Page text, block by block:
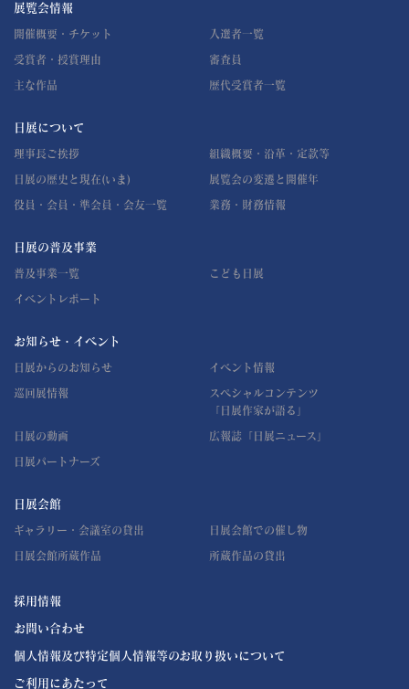
展覧会情報
開催概要・チケット 入選者一覧
受賞者・授賞理由 審査員
主な作品 歴代受賞者一覧
日展について
理事長ご挨拶 組織概要・沿革・定款等
日展の歴史と現在(いま) 展覧会の変遷と開催年
役員・会員・準会員・会友一覧 業務・財務情報
日展の普及事業
普及事業一覧 こども日展
イベントレポート
お知らせ・イベント
日展からのお知らせ イベント情報
巡回展情報
スペシャルコンテンツ
「日展作家が語る」
日展の動画 広報誌「日展ニュース」
日展パートナーズ
日展会館
ギャラリー・会議室の貸出 日展会館での催し物
日展会館所蔵作品 所蔵作品の貸出
採用情報
お問い合わせ
個人情報及び特定個人情報等のお取り扱いについて
ご利用にあたって